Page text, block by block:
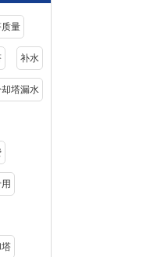
量
补水
塔漏水